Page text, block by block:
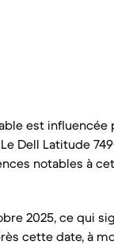
est influencée
Dell Latitude
notables à
2025, ce qui
cette date, à